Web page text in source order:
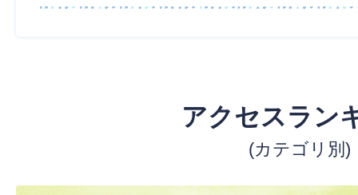
アクセスラン
(カテゴリ別)